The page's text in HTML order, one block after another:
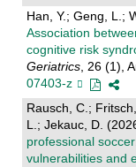
Han, Y.; Geng, L.;
Association
cognitive risk
Geriatrics, 26 (1),
07403-z
Rausch, C.;
L.; Jekauc, D.
professional
vulnerabilities and